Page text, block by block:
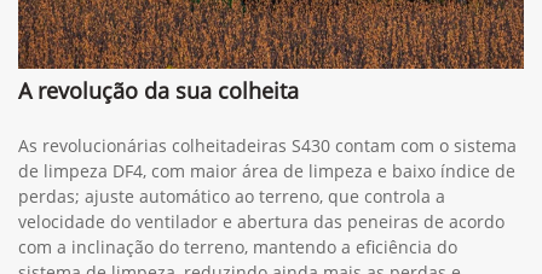
A revolução da sua colheita
As revolucionárias colheitadeiras S430 contam com o sistema
de limpeza DF4, com maior área de limpeza e baixo índice de
perdas; ajuste automático ao terreno, que controla a
velocidade do ventilador e abertura das peneiras de acordo
com a inclinação do terreno, mantendo a eficiência do